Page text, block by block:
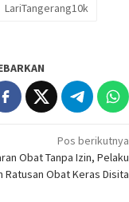
LariTangerang10k
Pos berikutnya
Obat Tanpa Izin, Pelaku
Ratusan Obat Keras Disita